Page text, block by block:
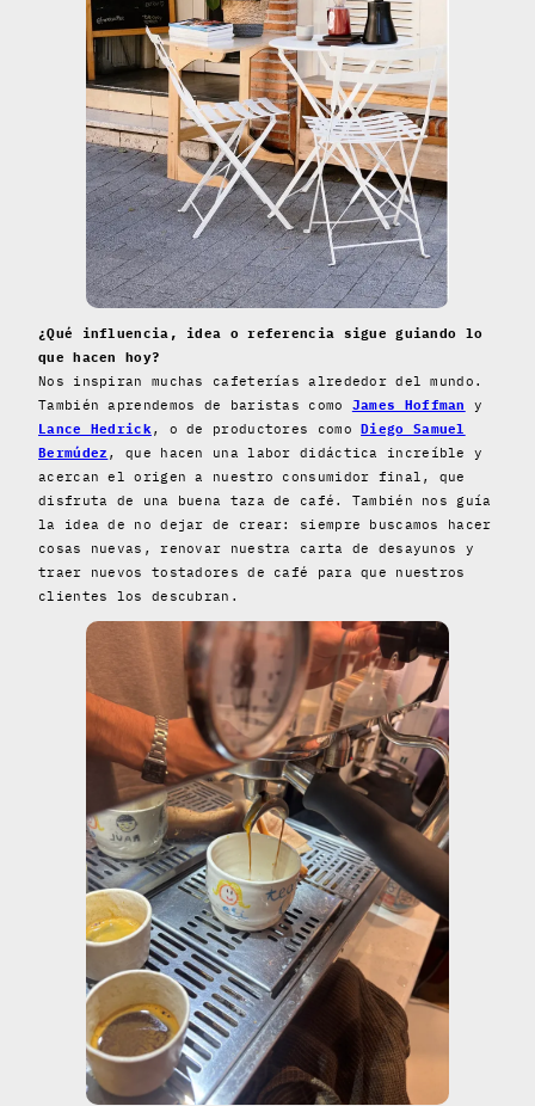
¿Qué influencia, idea o referencia sigue guiando lo
que hacen hoy?
Nos inspiran muchas cafeterías alrededor del mundo.
También aprendemos de baristas como James Hoffman
y
Lance Hedrick, o de productores comoDiego Samuel
Bermúdez , que hacen una labor didáctica increíble y
acercan el origen a nuestro consumidor final, que
disfruta de una buena taza de café. También nos guía
la idea de no dejar de crear: siempre buscamos hacer
cosas nuevas, renovar nuestra carta de desayunos y
traer nuevos tostadores de café para que nuestros
clientes los descubran.